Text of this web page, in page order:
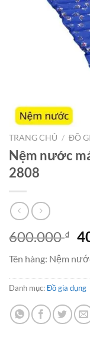
TRANG CHỦ / ĐỒ
Nệm nước
2808
600.000₫
gốc
Tên hàng: Nệm
Danh mục:Đồ gia dụng